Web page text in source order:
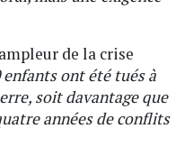
de la crise
enfants ont été tués à
soit davantage que
années de conflits